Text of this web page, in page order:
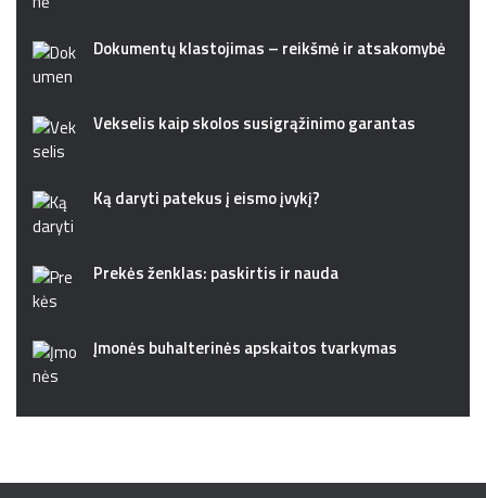
Dokumentų klastojimas – reikšmė ir atsakomybė
Vekselis kaip skolos susigrąžinimo garantas
Ką daryti patekus į eismo įvykį?
Prekės ženklas: paskirtis ir nauda
Įmonės buhalterinės apskaitos tvarkymas